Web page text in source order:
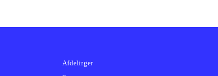
Afdelinger